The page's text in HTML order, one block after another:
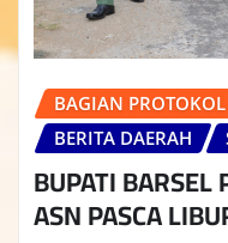
BAGIAN
BERITA DAERAH
BUPATI
ASN PASCA